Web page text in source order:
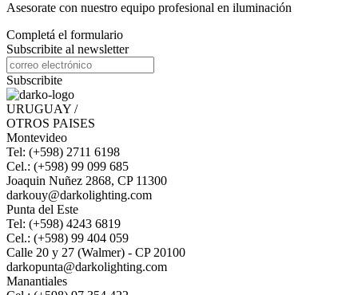
Asesorate con nuestro equipo profesional en iluminación
Completá el formulario
Subscribite al newsletter
Subscribite
URUGUAY /
OTROS PAISES
Montevideo
Tel: (+598) 2711 6198
Cel.: (+598) 99 099 685
Joaquin Nuñez 2868, CP 11300
darkouy@darkolighting.com
Punta del Este
Tel: (+598) 4243 6819
Cel.: (+598) 99 404 059
Calle 20 y 27 (Walmer) - CP 20100
darkopunta@darkolighting.com
Manantiales